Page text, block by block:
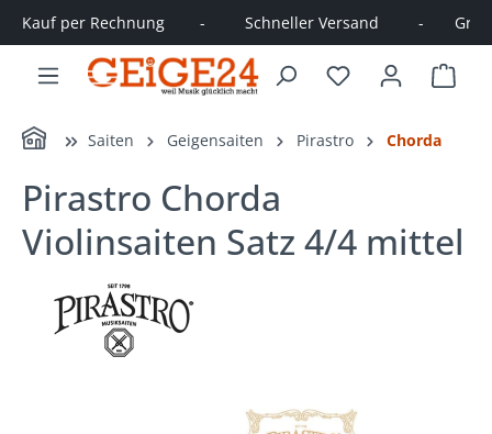
springen
Kauf per Rechnung        -         Schneller Versand         -
Home Saiten Geigensaiten Pirastro Chorda
Pirastro Chorda
Violinsaiten Satz 4/4 mittel